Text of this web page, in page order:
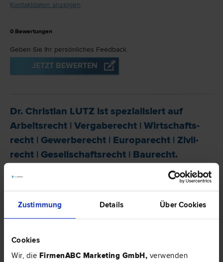
Zustimmung Details Über Cookies
Cookies
Wir, die FirmenABC Marketing GmbH, verwenden
Kontaktdaten anzeigen
0 Bewertungen
Geben Sie Ihr persönliches Feedback.
JETZT BEWERTEN
Dr. Christian LUTZ ist spezialisiert auf
Arbeits­recht | Vergabe­recht | Wirtschafts­
recht | Gewerbe­recht | Europa­recht | Zivil­
recht | Gesellschafts­recht | Bau­recht.
Top-Rechtsexperten mit ähnlichem Profil in